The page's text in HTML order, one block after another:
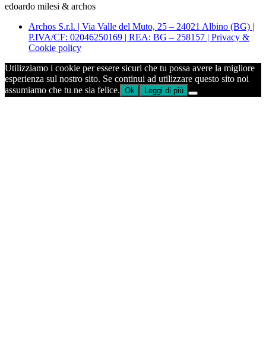
edoardo milesi & archos
Archos S.r.l. | Via Valle del Muto, 25 – 24021 Albino (BG) |
P.IVA/CF: 02046250169 | REA: BG – 258157 | Privacy &
Cookie policy
Utilizziamo i cookie per essere sicuri che tu possa avere la migliore
esperienza sul nostro sito. Se continui ad utilizzare questo sito noi
assumiamo che tu ne sia felice. Ok Leggi di più